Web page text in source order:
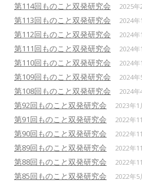
第114回ものこと双発研究会 2025年
第113回ものこと双発研究会 2024年
第112回ものこと双発研究会 2024年
第111回ものこと双発研究会 2024年
第110回ものこと双発研究会 2024年
第109回ものこと双発研究会 2024年
第108回ものこと双発研究会 2024年
第92回ものこと双発研究会 2023年1
第91回ものこと双発研究会 2022年
第90回ものこと双発研究会 2022年
第89回ものこと双発研究会 2022年
第88回ものこと双発研究会 2022年
第85回ものこと双発研究会 2022年5